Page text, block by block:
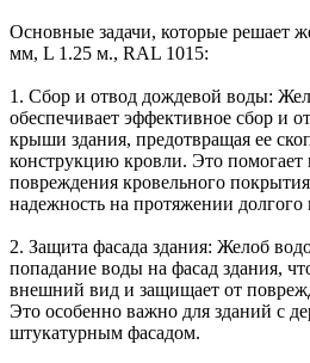
Основные задачи, которые решает
мм, L 1.25 м., RAL 1015:
1. Сбор и отвод дождевой воды:
обеспечивает эффективное сбор и
крыши здания, предотвращая ее
конструкцию кровли. Это помогает
повреждения кровельного
надежность на протяжении долгого
2. Защита фасада здания: Желоб
попадание воды на фасад здания,
внешний вид и защищает от
Это особенно важно для зданий с
штукатурным фасадом.